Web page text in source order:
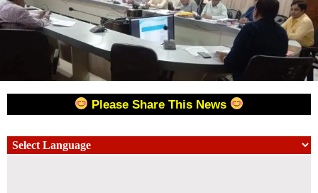
Please Share This News